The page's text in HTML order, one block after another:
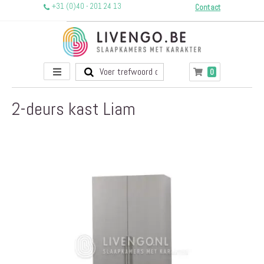
+31 (0)40 - 201 24 13 Contact
Toggle
Nav
Winkelwagen
0producten
2-deurs kast Liam